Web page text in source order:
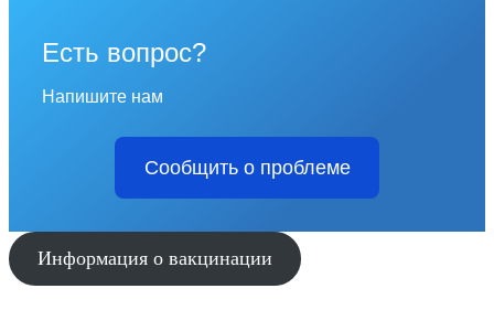
Есть вопрос?
Напишите нам
Сообщить о проблеме
Информация о вакцинации